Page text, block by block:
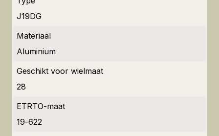
J19DG
Materiaal
Aluminium
Geschikt voor wielmaat
28
ETRTO-maat
19-622